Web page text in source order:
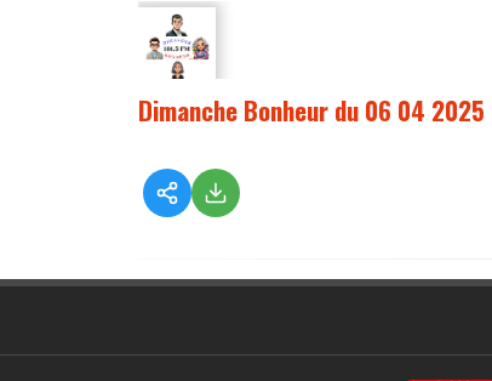
Dimanche Bonheur du 06 04 2025